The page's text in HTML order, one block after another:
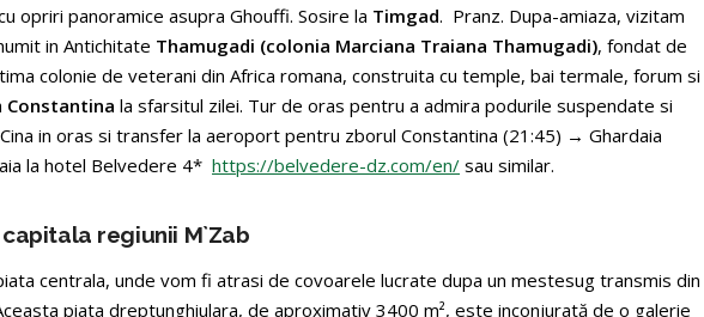
opriri panoramice asupra Ghouffi. Sosire la Timgad. Pranz. Dupa-amiaza, vizitam
in Antichitate Thamugadi (colonia Marciana Traiana Thamugadi), fondat de
colonie de veterani din Africa romana, construita cu temple, bai termale, forum si
Constantina la sfarsitul zilei. Tur de oras pentru a admira podurile suspendate si
in oras si transfer la aeroport pentru zborul Constantina (21:45) → Ghardaia
la hotel Belvedere 4* https://belvedere-dz.com/en/ sau similar.
regiunii M`Zab
centrala, unde vom fi atrasi de covoarele lucrate dupa un mestesug transmis din
piata dreptunghiulara, de aproximativ 3400 m², este inconjurată de o galerie